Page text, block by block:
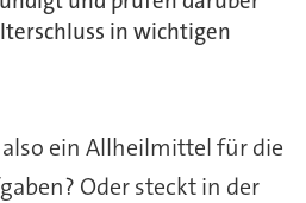
in wichtigen
ein Allheilmittel für die
Oder steckt in der